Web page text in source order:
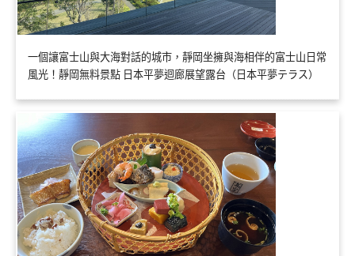
一個讓富士山與大海對話的城市，靜岡坐擁與海相伴的富士山日常
風光！靜岡無料景點 日本平夢迴廊展望露台（日本平夢テラス）